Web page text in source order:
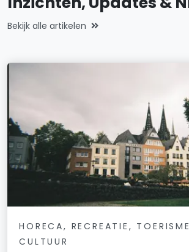
Bekijk alle artikelen
HORECA, RECREATIE,
CULTUUR